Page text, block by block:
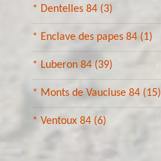
* Dentelles 84 (3)
* Enclave des papes 84 (1)
* Luberon 84 (39)
* Monts de Vaucluse 84 (15)
* Ventoux 84 (6)